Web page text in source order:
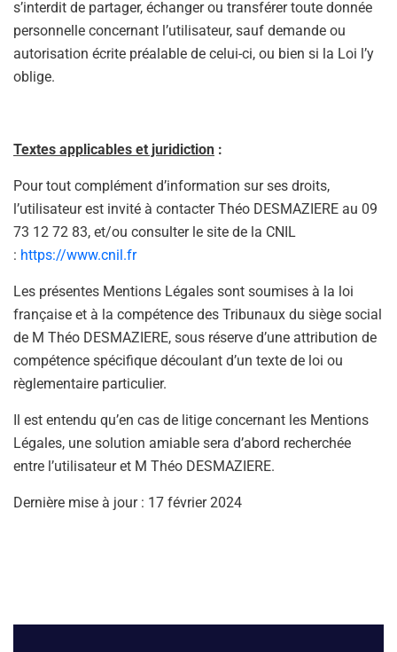
s’interdit de partager, échanger ou transférer toute donnée
personnelle concernant l’utilisateur, sauf demande ou
autorisation écrite préalable de celui-ci, ou bien si la Loi l’y
oblige.
Textes applicables et juridiction :
Pour tout complément d’information sur ses droits,
l’utilisateur est invité à contacter Théo DESMAZIERE au 09
73 12 72 83, et/ou consulter le site de la CNIL
: https://www.cnil.fr
Les présentes Mentions Légales sont soumises à la loi
française et à la compétence des Tribunaux du siège social
de M Théo DESMAZIERE, sous réserve d’une attribution de
compétence spécifique découlant d’un texte de loi ou
règlementaire particulier.
Il est entendu qu’en cas de litige concernant les Mentions
Légales, une solution amiable sera d’abord recherchée
entre l’utilisateur et M Théo DESMAZIERE.
Dernière mise à jour : 17 février 2024